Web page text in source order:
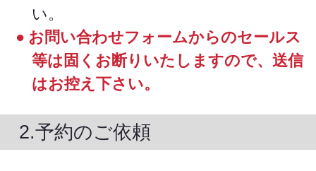
い。
お問い合わせフォームからのセールス
等は固くお断りいたしますので、送信
はお控え下さい。
2.予約のご依頼